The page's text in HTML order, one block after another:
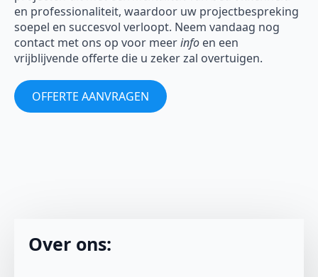
en professionaliteit, waardoor uw projectbespreking
soepel en succesvol verloopt. Neem vandaag nog
contact met ons op voor meerinfo en een
vrijblijvende offerte die u zeker zal overtuigen.
OFFERTE AANVRAGEN
Over ons: